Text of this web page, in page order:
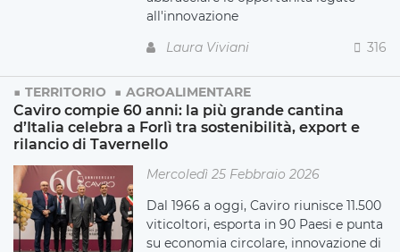
all'innovazione
Laura Viviani
316
TERRITORIO AGROALIMENTARE
Caviro compie 60 anni: la più grande cantina
d’Italia celebra a Forlì tra sostenibilità, export e
rilancio di Tavernello
Mercoledì 25 Febbraio 2026
Dal 1966 a oggi, Caviro riunisce 11.500
viticoltori, esporta in 90 Paesi e punta
su economia circolare, innovazione di